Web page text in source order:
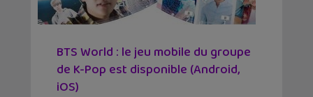
BTS World : le jeu mobile du groupe
de K-Pop est disponible (Android,
iOS)